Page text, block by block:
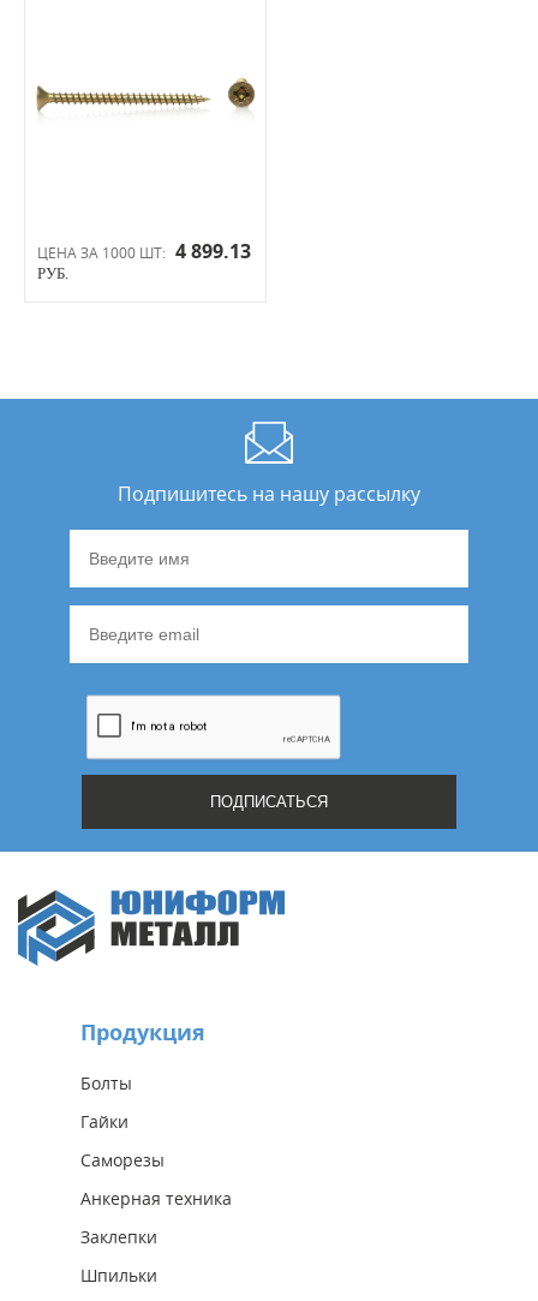
ЦЕНА ЗА 1000 ШТ: 4 899.13
РУБ.
Подпишитесь на нашу рассылку
Продукция
Болты
Гайки
Саморезы
Анкерная техника
Заклепки
Шпильки